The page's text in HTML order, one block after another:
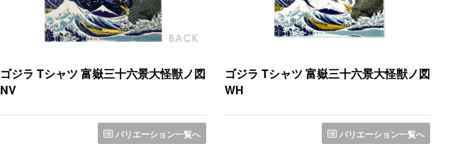
ゴジラ Tシャツ 富嶽三十六景大怪獣ノ図
NV
バリエーション一覧へ
ゴジラ Tシャツ 富嶽三十六景大怪獣ノ図
WH
バリエーション一覧へ